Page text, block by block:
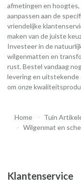
afmetingen en
aanpassen aan de
vriendelijke
maken van de juiste
Investeer in de
wilgenmatten en
rust. Bestel vandaag
levering en uitstekende
om onze
Home Tuin
Wilgenmat en
Klantenservice